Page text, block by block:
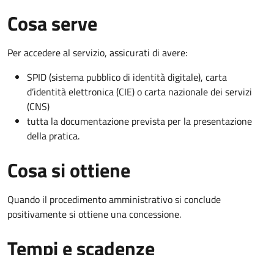
Cosa serve
Per accedere al servizio, assicurati di avere:
SPID (sistema pubblico di identità digitale), carta
d’identità elettronica (CIE) o carta nazionale dei servizi
(CNS)
tutta la documentazione prevista per la presentazione
della pratica.
Cosa si ottiene
Quando il procedimento amministrativo si conclude
positivamente si ottiene una concessione.
Tempi e scadenze